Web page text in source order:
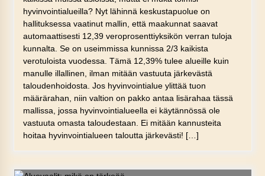
hyvinvointialueilla? Nyt lähinnä keskustapuolue on
hallituksessa vaatinut mallin, että maakunnat saavat
automaattisesti 12,39 veroprosenttiyksikön verran tuloja
kunnalta. Se on useimmissa kunnissa 2/3 kaikista
verotuloista vuodessa. Tämä 12,39% tulee alueille kuin
manulle illallinen, ilman mitään vastuuta järkevästä
taloudenhoidosta. Jos hyvinvointialue ylittää tuon
määrärahan, niin valtion on pakko antaa lisärahaa tässä
mallissa, jossa hyvinvointialueella ei käytännössä ole
vastuuta omasta taloudestaan. Ei mitään kannusteita
hoitaa hyvinvointialueen taloutta järkevästi! […]